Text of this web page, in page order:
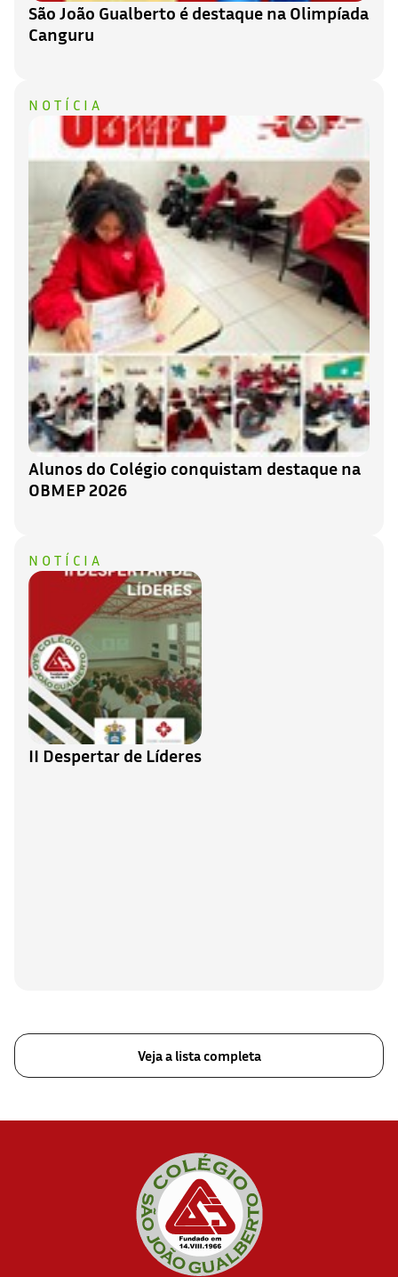
São João Gualberto é destaque na Olimpíada
Canguru
NOTÍCIA
Alunos do Colégio conquistam destaque na
OBMEP 2026
NOTÍCIA
II Despertar de Líderes
Veja a lista completa